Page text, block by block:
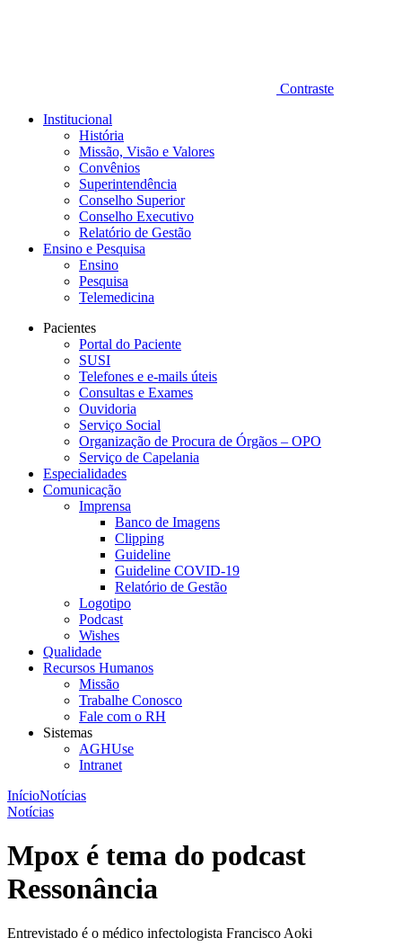
Contraste
Institucional
História
Missão, Visão e Valores
Convênios
Superintendência
Conselho Superior
Conselho Executivo
Relatório de Gestão
Ensino e Pesquisa
Ensino
Pesquisa
Telemedicina
Pacientes
Portal do Paciente
SUSI
Telefones e e-mails úteis
Consultas e Exames
Ouvidoria
Serviço Social
Organização de Procura de Órgãos – OPO
Serviço de Capelania
Especialidades
Comunicação
Imprensa
Banco de Imagens
Clipping
Guideline
Guideline COVID-19
Relatório de Gestão
Logotipo
Podcast
Wishes
Qualidade
Recursos Humanos
Missão
Trabalhe Conosco
Fale com o RH
Sistemas
AGHUse
Intranet
InícioNotícias
Notícias
Mpox é tema do podcast
Ressonância
Entrevistado é o médico infectologista Francisco Aoki